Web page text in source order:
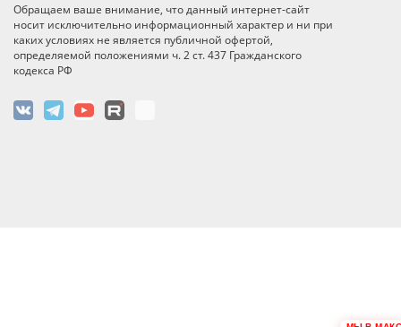
Обращаем ваше внимание, что данный интернет-сайт
носит исключительно информационный характер и ни при
каких условиях не является публичной офертой,
определяемой положениями ч. 2 ст. 437 Гражданского
кодекса РФ